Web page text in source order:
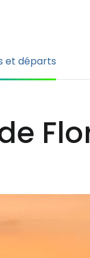
et départs